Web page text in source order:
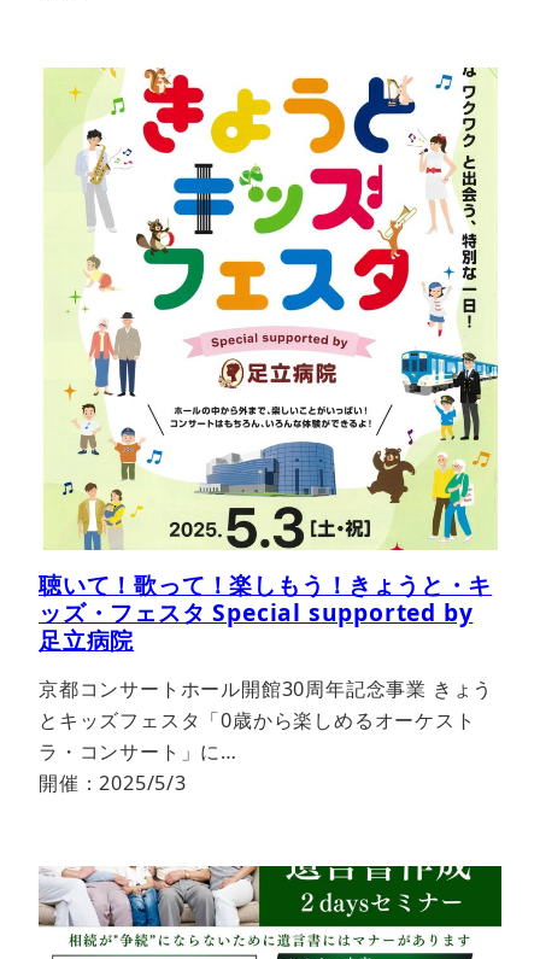
聴いて！歌って！楽しもう！きょうと・キ
ッズ・フェスタ Special supported by
足立病院
京都コンサートホール開館30周年記念事業 きょう
とキッズフェスタ「0歳から楽しめるオーケスト
ラ・コンサート」に…
開催：2025/5/3